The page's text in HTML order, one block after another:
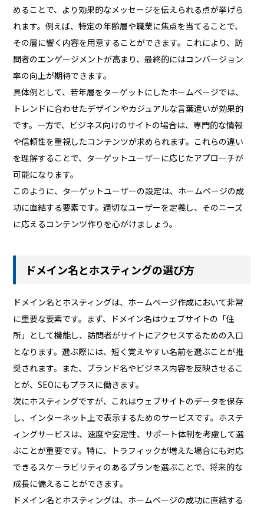
めることで、より効果的なメッセージを伝えられる点が挙げら
れます。例えば、特定の年齢層や職業に焦点を当てることで、
その層に響く内容を用意することができます。これにより、訪
問者のエンゲージメントが高まり、最終的にはコンバージョン
率の向上が期待できます。
具体例として、若年層をターゲットにしたホームページでは、
トレンドに合わせたデザインやカジュアルな言葉遣いが効果的
です。一方で、ビジネス向けのサイトの場合は、専門的な情報
や信頼性を重視したコンテンツが求められます。これらの違い
を理解することで、ターゲットユーザーに応じたアプローチが
可能になります。
このように、ターゲットユーザーの設定は、ホームページの成
功に直結する要素です。適切なユーザーを定義し、そのニーズ
に応えるコンテンツ作りを心がけましょう。
ドメイン名とホスティングの選び方
ドメイン名とホスティングは、ホームページ作成において非常
に重要な要素です。まず、ドメイン名はウェブサイトの「住
所」として機能し、訪問者がサイトにアクセスするための入口
となります。選ぶ際には、短く覚えやすい名前を選ぶことが推
奨されます。また、ブランド名やビジネス内容を反映させるこ
とが、SEOにもプラスに働きます。
次にホスティングですが、これはウェブサイトのデータを保存
し、インターネット上で表示するためのサービスです。ホステ
ィングサービスは、速度や安定性、サポート体制を考慮して選
ぶことが重要です。特に、トラフィックが増えた場合にも対応
できるスケーラビリティのあるプランを選ぶことで、将来的な
成長に備えることができます。
ドメイン名とホスティングは、ホームページの成功に直結する